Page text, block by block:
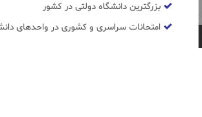
بزرگترین دانشگاه دولتی در کشور
امتحانات سراسری و کشوری در واحدهای